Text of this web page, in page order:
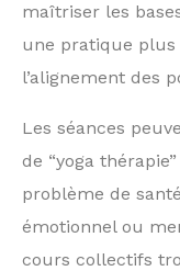
maîtriser les
une pratique plus
l’alignement des
Les séances
de “yoga thérapie
problème de
émotionnelou
cours collectifs